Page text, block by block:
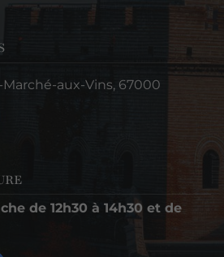
aux-Vins, 67000
de 12h30 à 14h30 et de